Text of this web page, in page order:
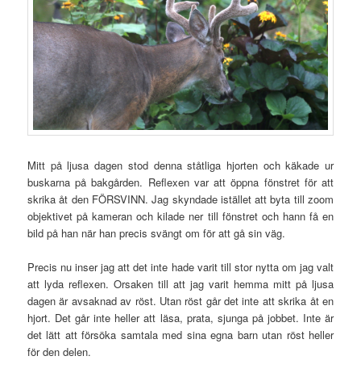
Mitt på ljusa dagen stod denna ståtliga hjorten och käkade ur
buskarna på bakgården. Reflexen var att öppna fönstret för att
skrika åt den FÖRSVINN. Jag skyndade istället att byta till zoom
objektivet på kameran och kilade ner till fönstret och hann få en
bild på han när han precis svängt om för att gå sin väg.
Precis nu inser jag att det inte hade varit till stor nytta om jag valt
att lyda reflexen. Orsaken till att jag varit hemma mitt på ljusa
dagen är avsaknad av röst. Utan röst går det inte att skrika åt en
hjort. Det går inte heller att läsa, prata, sjunga på jobbet. Inte är
det lätt att försöka samtala med sina egna barn utan röst heller
för den delen.